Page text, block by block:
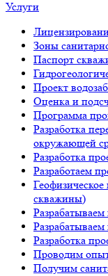
Услуги
Зоны
Паспорт
Проект
Оценка и
Программа
Разработка
окружающей
Разработка
Разработаем
скважины)
Разработка
Проводим
Получим